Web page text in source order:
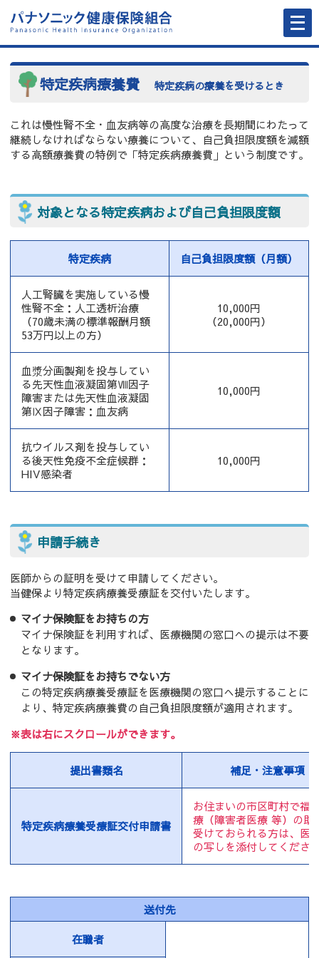
メ
ニ
ュ
ー
開
特定疾病療養費 特定疾病の療養を受けるとき
これは慢性腎不全・血友病等の高度な治療を長期間にわたって
継続しなければならない療養について、自己負担限度額を減額
する高額療養費の特例で「特定疾病療養費」という制度です。
対象となる特定疾病および自己負担限度額
特定疾病 自己負担限度額（月額）
人工腎臓を実施している慢
性腎不全：人工透析治療
（70歳未満の標準報酬月額
53万円以上の方）
10,000円
（20,000円）
血漿分画製剤を投与してい
る先天性血液凝固第Ⅷ因子
障害または先天性血液凝固
第Ⅸ因子障害：血友病
10,000円
抗ウイルス剤を投与してい
る後天性免疫不全症候群：
HIV感染者
10,000円
申請手続き
医師からの証明を受けて申請してください。
当健保より特定疾病療養受療証を交付いたします。
マイナ保険証をお持ちの方
マイナ保険証を利用すれば、医療機関の窓口への提示は不要
となります。
マイナ保険証をお持ちでない方
この特定疾病療養受療証を医療機関の窓口へ提示することに
より、特定疾病療養費の自己負担限度額が適用されます。
※表は右にスクロールができます。
提出書類名 補足・注意事項
特定疾病療養受療証交付申請書
お住まいの市区町村で福
療（障害者医療 等）の助
受けておられる方は、医
の写しを添付してくださ
送付先
在職者